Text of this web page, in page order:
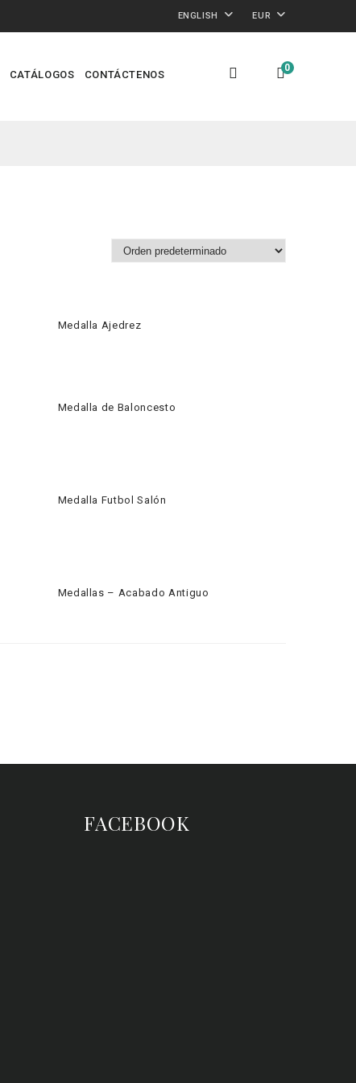
ENGLISH EUR
CATÁLOGOS CONTÁCTENOS
0
Medalla Ajedrez
Medalla de Baloncesto
Medalla Futbol Salón
Medallas – Acabado Antiguo
FACEBOOK